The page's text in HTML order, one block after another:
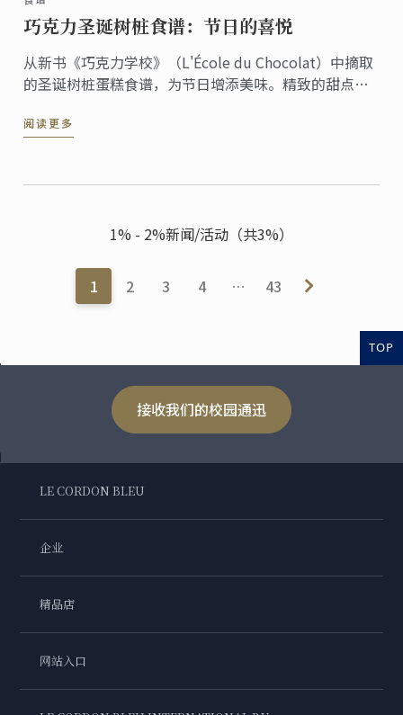
巧克力圣诞树桩食谱：节日的喜悦
从新书《巧克力学校》（L'École du Chocolat）中摘取
的圣诞树桩蛋糕食谱，为节日增添美味。精致的甜点融
阅读更多
1% - 2%新闻/活动（共3%）
1 2 3 4 … 43
TOP
接收我们的校园通迅
LE CORDON BLEU
企业
精品店
网站入口